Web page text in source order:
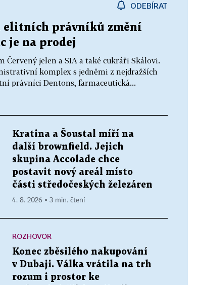
ODEBÍRAT
elitních právníků změní
je na prodej
Červený jelen a SIA a také cukráři Skálovi.
komplex s jedněmi z nejdražších
právníci Dentons, farmaceutická...
Kratina a Šoustal míří na
další brownfield. Jejich
skupina Accolade chce
postavit nový areál místo
části středočeských železáren
4. 8. 2026 ▪ 3 min. čtení
ROZHOVOR
Konec zběsilého nakupování
v Dubaji. Válka vrátila na trh
rozum i prostor ke